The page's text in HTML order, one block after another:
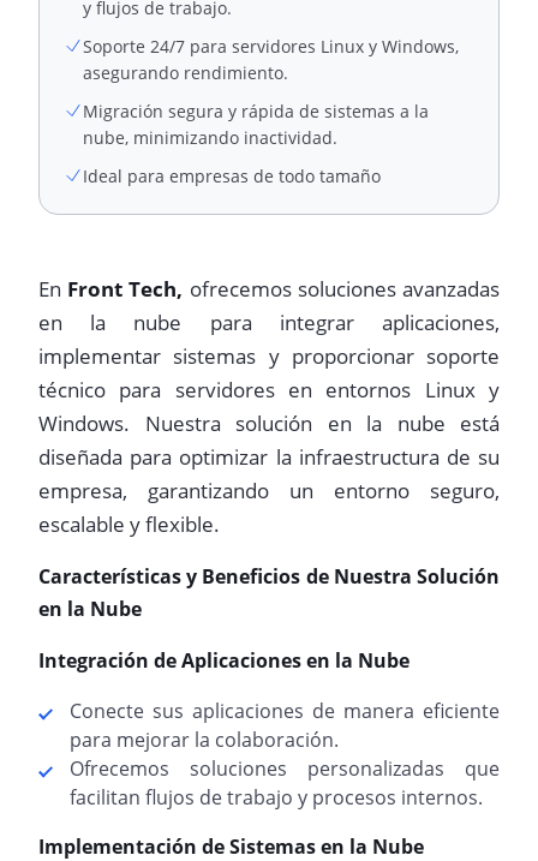
y flujos de trabajo.
Soporte 24/7 para servidores Linux y Windows,
asegurando rendimiento.
Migración segura y rápida de sistemas a la
nube, minimizando inactividad.
Ideal para empresas de todo tamaño
En Front Tech, ofrecemos soluciones avanzadas
en la nube para integrar aplicaciones,
implementar sistemas y proporcionar soporte
técnico para servidores en entornos Linux y
Windows. Nuestra solución en la nube está
diseñada para optimizar la infraestructura de su
empresa, garantizando un entorno seguro,
escalable y flexible.
Características y Beneficios de Nuestra Solución
en la Nube
Integración de Aplicaciones en la Nube
Conecte sus aplicaciones de manera eficiente
para mejorar la colaboración.
Ofrecemos soluciones personalizadas que
facilitan flujos de trabajo y procesos internos.
Implementación de Sistemas en la Nube